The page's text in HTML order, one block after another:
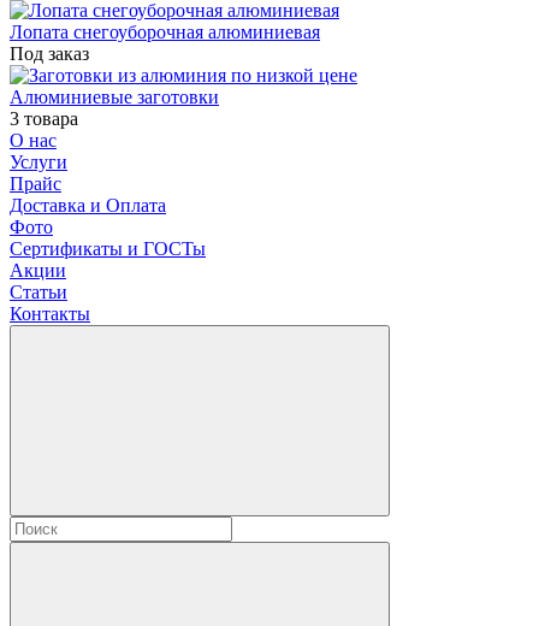
Лопата снегоуборочная алюминиевая
Под заказ
Алюминиевые заготовки
3 товара
О нас
Услуги
Прайс
Доставка и Оплата
Фото
Сертификаты и ГОСТы
Акции
Статьи
Контакты